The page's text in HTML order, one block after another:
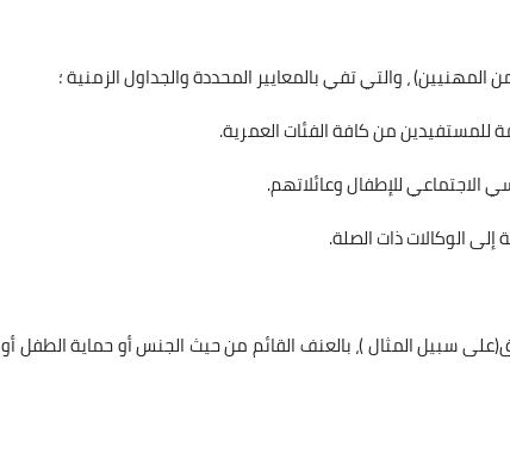
، والتي تفي بالمعايير المحددة والجداول الزمنية ؛
للمستفيدين من كافة الفئات العمرية.
الاجتماعي للإطفال وعائلاتهم.
إلى الوكالات ذات الصلة.
سبيل المثال )، بالعنف القائم من حيث الجنس أو حماية الطفل أو